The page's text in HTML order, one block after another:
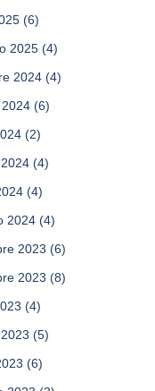
(6)
2025 (4)
2024 (4)
(6)
(2)
(4)
(4)
2024 (4)
2023 (6)
2023 (8)
(4)
(5)
(6)